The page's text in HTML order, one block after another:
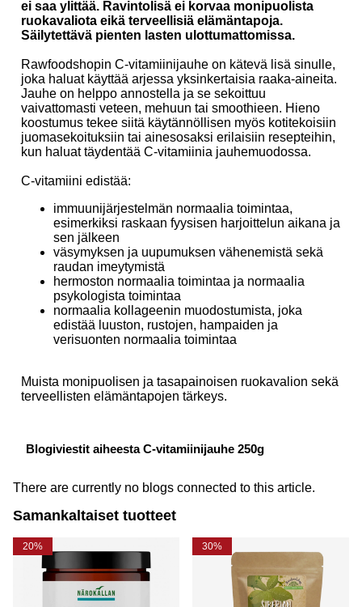
ei saa ylittää. Ravintolisä ei korvaa monipuolista
ruokavaliota eikä terveellisiä elämäntapoja.
Säilytettävä pienten lasten ulottumattomissa.
Rawfoodshopin C-vitamiinijauhe on kätevä lisä sinulle,
joka haluat käyttää arjessa yksinkertaisia raaka-aineita.
Jauhe on helppo annostella ja se sekoittuu
vaivattomasti veteen, mehuun tai smoothieen. Hieno
koostumus tekee siitä käytännöllisen myös kotitekoisiin
juomasekoituksiin tai ainesosaksi erilaisiin resepteihin,
kun haluat täydentää C-vitamiinia jauhemuodossa.
C-vitamiini edistää:
immuunijärjestelmän normaalia toimintaa,
esimerkiksi raskaan fyysisen harjoittelun aikana ja
sen jälkeen
väsymyksen ja uupumuksen vähenemistä sekä
raudan imeytymistä
hermoston normaalia toimintaa ja normaalia
psykologista toimintaa
normaalia kollageenin muodostumista, joka
edistää luuston, rustojen, hampaiden ja
verisuonten normaalia toimintaa
Muista monipuolisen ja tasapainoisen ruokavalion sekä
terveellisten elämäntapojen tärkeys.
Blogiviestit aiheesta C-vitamiinijauhe 250g
There are currently no blogs connected to this article.
Samankaltaiset tuotteet
20% 30%